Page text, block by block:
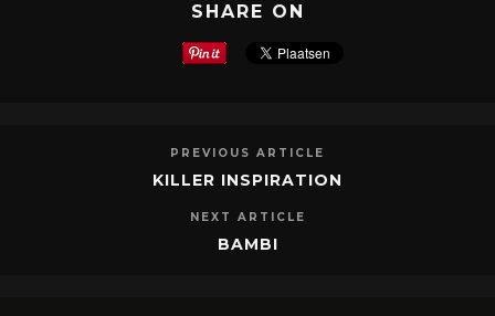
SHARE ON
PREVIOUS ARTICLE
KILLER INSPIRATION
NEXT ARTICLE
BAMBI